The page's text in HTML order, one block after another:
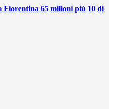
Fiorentina 65 milioni più 10 di